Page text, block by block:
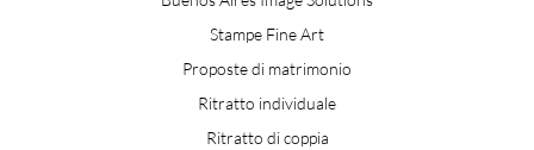
Stampe Fine Art
Proposte di matrimonio
Ritratto individuale
Ritratto di coppia